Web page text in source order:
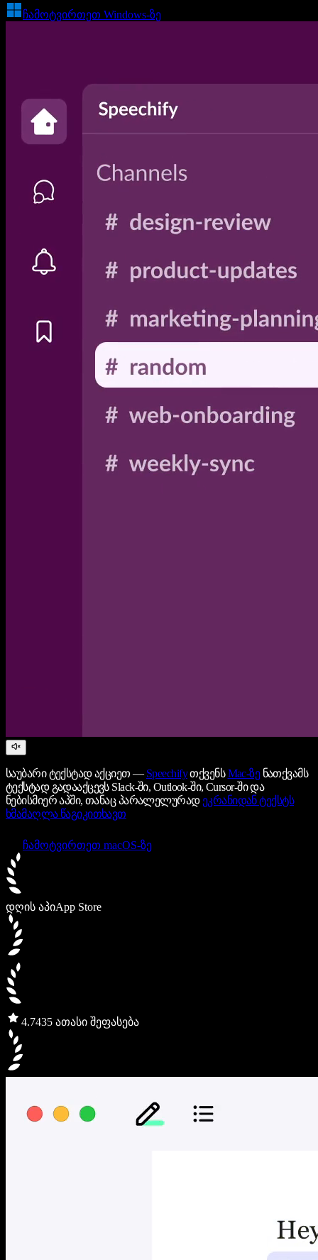
ჩამოტვირთეთ Windows-ზე
საუბარი ტექსტად აქციეთ — SpeechifyთქვენსMac-ზენათქვამს
ტექსტად გადააქცევს Slack-ში, Outlook-ში, Cursor-ში და
ნებისმიერ აპში, თანაც პარალელურად ეკრანიდან ტექსტს
ხმამაღლა წაგიკითხავთ
ჩამოტვირთეთ macOS-ზე
დღის აპიApp Store
4.7435 ათასი შეფასება